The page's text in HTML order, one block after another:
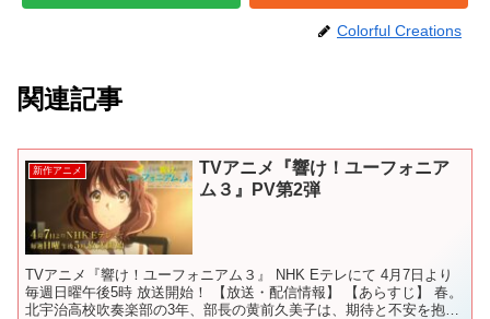
Colorful Creations
関連記事
新作アニメ
TVアニメ『響け！ユーフォニア
ム３』PV第2弾
TVアニメ『響け！ユーフォニアム３』 NHK Eテレにて 4月7日より
毎週日曜午後5時 放送開始！ 【放送・配信情報】 【あらすじ】 春。
北宇治高校吹奏楽部の3年、部長の黄前久美子は、期待と不安を抱い